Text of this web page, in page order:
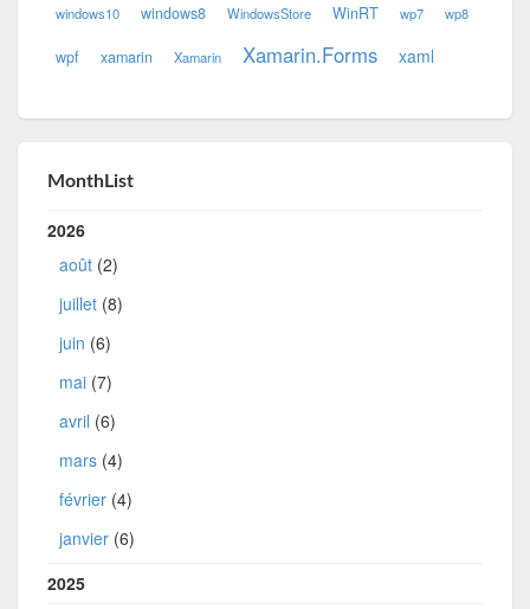
windows10 windows8 WindowsStore WinRT wp7 wp8
wpf xamarin Xamarin Xamarin.Forms xaml
MonthList
2026
août (2)
juillet (8)
juin (6)
mai (7)
avril (6)
mars (4)
février (4)
janvier (6)
2025